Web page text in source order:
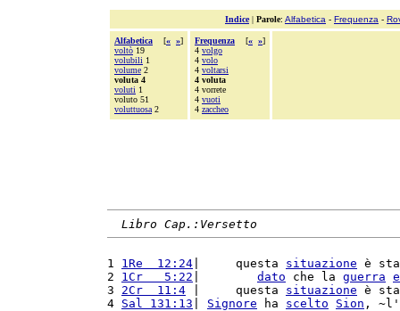
Indice| Parole: Alfabetica - Frequenza -
Alfabetica [« »]
voltò 19
volubili 1
volume 2
voluta 4
voluti 1
voluto 51
voluttuosa 2
Frequenza [« »]
4 volgo
4 volo
4 voltarsi
4 voluta
4 vorrete
4 vuoti
4 zaccheo
Libro Cap.:Versetto
1 1Re  12:24 |     questa situazione è
2 1Cr   5:22 dato che la guerra
3 2Cr  11:4 |     questa situazione è
4 Sal 131:13 Signore ha scelto Sion ,